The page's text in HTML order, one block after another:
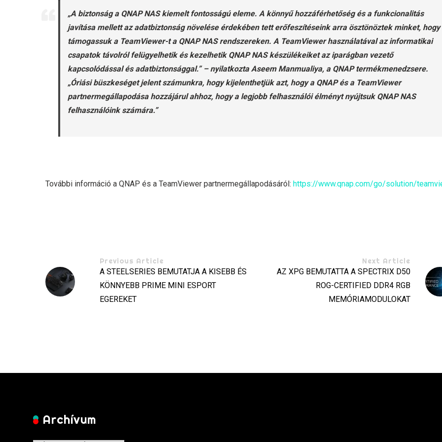
„A biztonság a QNAP NAS kiemelt fontosságú eleme. A könnyű hozzáférhetőség és a funkcionalitás
javítása mellett az adatbiztonság növelése érdekében tett erőfeszítéseink arra ösztönöztek minket, hogy
támogassuk a TeamViewer-t a QNAP NAS rendszereken. A TeamViewer használatával az informatikai
csapatok távolról felügyelhetik és kezelhetik QNAP NAS készülékeiket az iparágban vezető
kapcsolódással és adatbiztonsággal.” – nyilatkozta Aseem Manmualiya, a QNAP termékmenedzsere.
„Óriási büszkeséget jelent számunkra, hogy kijelenthetjük azt, hogy a QNAP és a TeamViewer
partnermegállapodása hozzájárul ahhoz, hogy a legjobb felhasználói élményt nyújtsuk QNAP NAS
felhasználóink számára.”
További információ a QNAP és a TeamViewer partnermegállapodásáról:https://www.qnap.com/go/solution/
Previous Article
A STEELSERIES BEMUTATJA A KISEBB ÉS
KÖNNYEBB PRIME MINI ESPORT
EGEREKET
Next Article
AZ XPG BEMUTATTA A SPECTRIX D50
ROG-CERTIFIED DDR4 RGB
MEMÓRIAMODULOKAT
Archívum